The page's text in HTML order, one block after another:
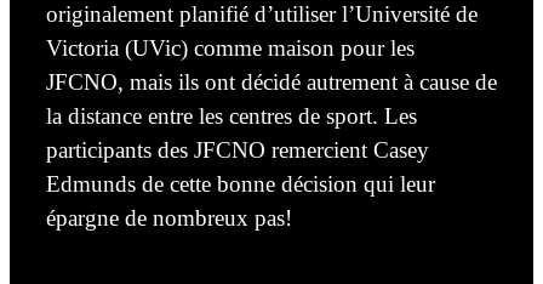
originalement planifié d’utiliser l’Université de
Victoria (UVic) comme maison pour les
JFCNO, mais ils ont décidé autrement à cause de
la distance entre les centres de sport. Les
participants des JFCNO remercient Casey
Edmunds de cette bonne décision qui leur
épargne de nombreux pas!